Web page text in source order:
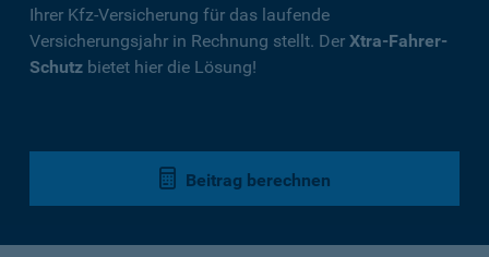
Ihrer Kfz-Versicherung für das laufende
Versicherungsjahr in Rechnung stellt. Der Xtra-Fahrer-
Schutz bietet hier die Lösung!
Beitrag berechnen